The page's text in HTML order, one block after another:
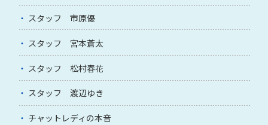
スタッフ 市原優
スタッフ 宮本蒼太
スタッフ 松村春花
スタッフ 渡辺ゆき
チャットレディの本音